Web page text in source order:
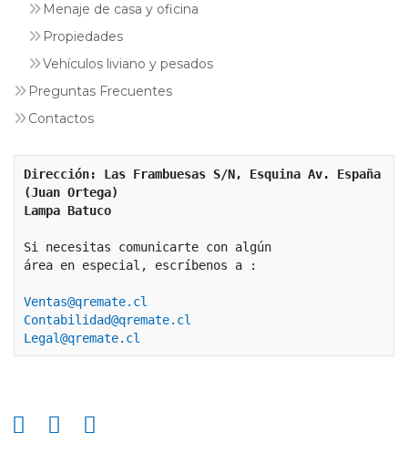
Menaje de casa y oficina
Propiedades
Vehículos liviano y pesados
Preguntas Frecuentes
Contactos
Dirección: Las Frambuesas S/N, Esquina Av. España
(Juan Ortega)
Lampa Batuco
Si necesitas comunicarte con algún
área en especial, escríbenos a :
Ventas@qremate.cl
Contabilidad@qremate.cl
Legal@qremate.cl